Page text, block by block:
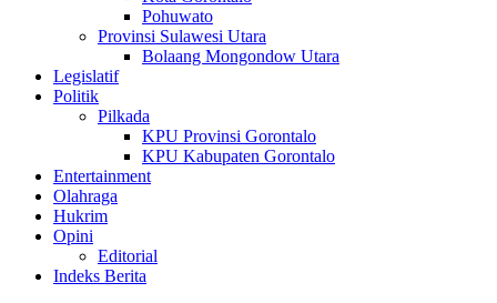
Pohuwato
Provinsi Sulawesi Utara
Bolaang Mongondow Utara
Legislatif
Politik
Pilkada
KPU Provinsi Gorontalo
KPU Kabupaten Gorontalo
Entertainment
Olahraga
Hukrim
Opini
Editorial
Indeks Berita